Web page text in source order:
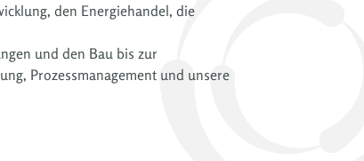
den Energiehandel, die
und den Bau bis zur
Prozessmanagement und unsere